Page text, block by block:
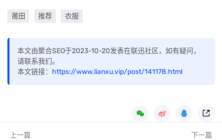
莆田 推荐 衣服
本文由聚合SEO于2023-10-20发表在联迅社区，如有疑问，
请联系我们。
本文链接： https://www.lianxu.vip/post/141178.html
上一篇
下一篇